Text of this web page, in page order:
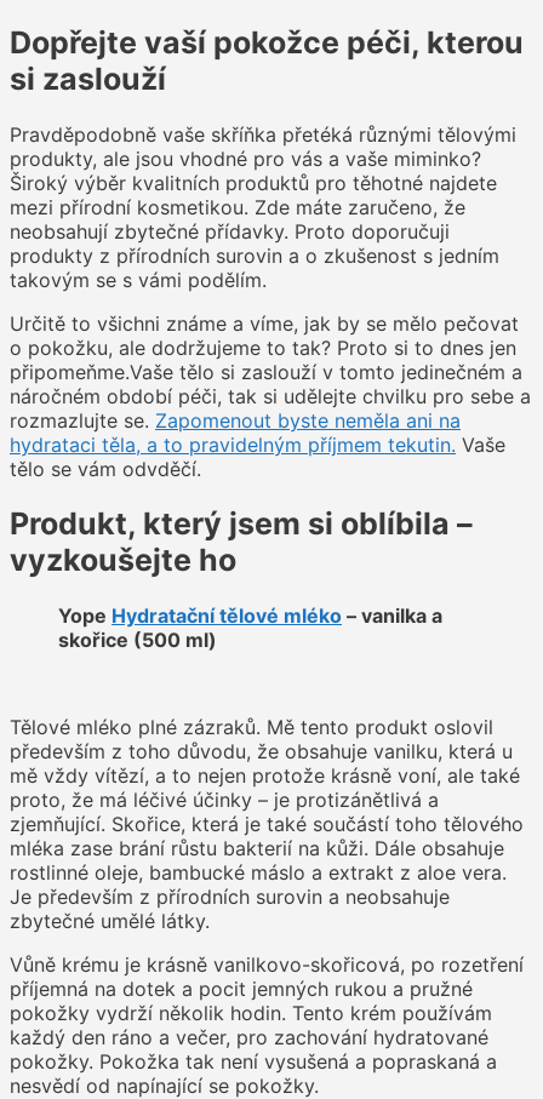
Dopřejte vaší pokožce péči, kterou
si zaslouží
Pravděpodobně vaše skříňka přetéká různými tělovými
produkty, ale jsou vhodné pro vás a vaše miminko?
Široký výběr kvalitních produktů pro těhotné najdete
mezi přírodní kosmetikou. Zde máte zaručeno, že
neobsahují zbytečné přídavky. Proto doporučuji
produkty z přírodních surovin a o zkušenost s jedním
takovým se s vámi podělím.
Určitě to všichni známe a víme, jak by se mělo pečovat
o pokožku, ale dodržujeme to tak? Proto si to dnes jen
připomeňme.Vaše tělo si zaslouží v tomto jedinečném a
náročném období péči, tak si udělejte chvilku pro sebe a
rozmazlujte se. Zapomenout byste neměla ani na
hydrataci těla, a to pravidelným příjmem tekutin. Vaše
tělo se vám odvděčí.
Produkt, který jsem si oblíbila –
vyzkoušejte ho
Yope Hydratační tělové mléko – vanilka a
skořice (500 ml)
Tělové mléko plné zázraků. Mě tento produkt oslovil
především z toho důvodu, že obsahuje vanilku, která u
mě vždy vítězí, a to nejen protože krásně voní, ale také
proto, že má léčivé účinky – je protizánětlivá a
zjemňující. Skořice, která je také součástí toho tělového
mléka zase brání růstu bakterií na kůži. Dále obsahuje
rostlinné oleje, bambucké máslo a extrakt z aloe vera.
Je především z přírodních surovin a neobsahuje
zbytečné umělé látky.
Vůně krému je krásně vanilkovo-skořicová, po rozetření
příjemná na dotek a pocit jemných rukou a pružné
pokožky vydrží několik hodin. Tento krém používám
každý den ráno a večer, pro zachování hydratované
pokožky. Pokožka tak není vysušená a popraskaná a
nesvědí od napínající se pokožky.